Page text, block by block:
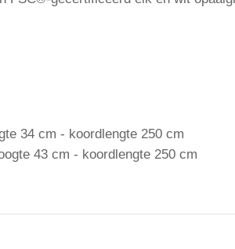
34 cm - koordlengte 250 cm
43 cm - koordlengte 250 cm